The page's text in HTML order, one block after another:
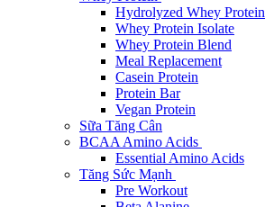
Hydrolyzed Whey Protein
Whey Protein Isolate
Whey Protein Blend
Meal Replacement
Casein Protein
Protein Bar
Vegan Protein
Sữa Tăng Cân
BCAA Amino Acids
Essential Amino Acids
Tăng Sức Mạnh
Pre Workout